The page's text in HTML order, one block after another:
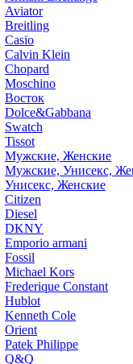
Aviator
Breitling
Casio
Calvin Klein
Chopard
Moschino
Восток
Dolce&Gabbana
Swatch
Tissot
Мужские, Женские
Мужские, Унисекс,
Унисекс, Женские
Citizen
Diesel
DKNY
Emporio armani
Fossil
Michael Kors
Frederique Constant
Hublot
Kenneth Cole
Orient
Patek Philippe
Q&Q